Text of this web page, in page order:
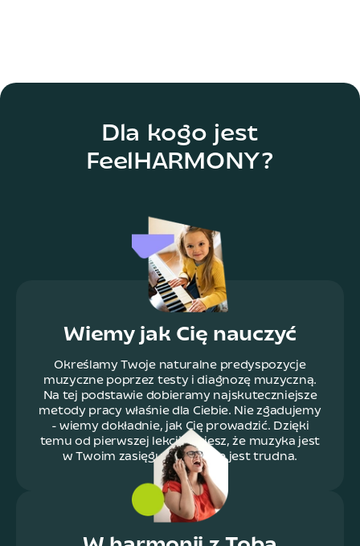
Dla kogo jest
FeelHARMONY?
Wiemy jak Cię nauczyć
Określamy Twoje naturalne predyspozycje
muzyczne poprzez testy i diagnozę muzyczną.
Na tej podstawie dobieramy najskuteczniejsze
metody pracy właśnie dla Ciebie. Nie zgadujemy
- wiemy dokładnie, jak Cię prowadzić. Dzięki
temu od pierwszej lekcji czujesz, że muzyka jest
w Twoim zasięgu i wcale nie jest trudna.